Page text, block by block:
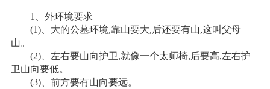
1、外环境要求
(1)、大的公墓环境,靠山要大,后还要有山,这叫父母
山。
(2)、左右要山向护卫,就像一个太师椅,后要高,左右护
卫山向要低。
(3)、前方要有山向要远。